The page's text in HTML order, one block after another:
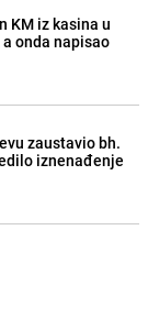
KM iz kasina u
a onda napisao
zaustavio bh.
iznenađenje